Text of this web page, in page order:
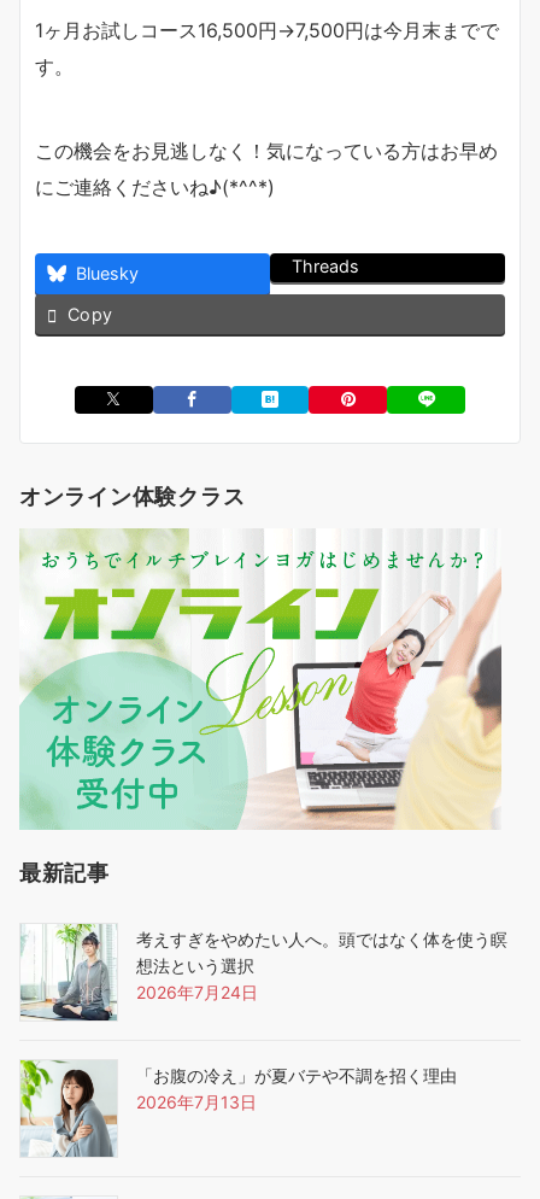
1ヶ月お試しコース16,500円→7,500円は今月末までで
す。
この機会をお見逃しなく！気になっている方はお早め
にご連絡くださいね♪(*^^*)
Bluesky Threads
Copy
オンライン体験クラス
最新記事
考えすぎをやめたい人へ。頭ではなく体を使う瞑
想法という選択
2026年7月24日
「お腹の冷え」が夏バテや不調を招く理由
2026年7月13日